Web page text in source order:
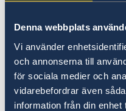
Denna webbplats
Vi använder
och annonserna till
för sociala medier och
vidarebefordrar även
information från din
Swedish Innovations
Going to Sweden?
Visiting Sweden
Apply for a Visa
Moving to someone in
Working in Sweden
Studying in Sweden
Moving to
Sweden
In order to join your
Sweden, you must